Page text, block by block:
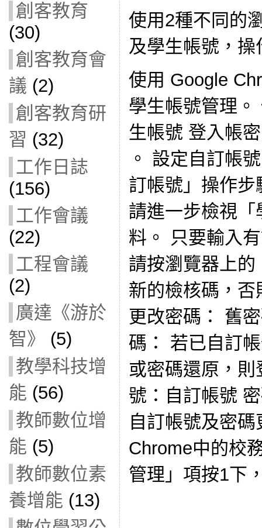
創客教育
(30)
創客教育會
議 (2)
創客教育研
習 (32)
工作日誌
(156)
工作會議
(22)
工程會議
(2)
廣達《游於
智》
(5)
教學科技增
能 (56)
教師數位增
能 (5)
教師數位素
養增能 (13)
使用2種不同的
及學生帳號，
使用 Google
學生帳號管理
生帳號 登入帳
。 設定自訂帳
訂帳號」操作
請進一步檢視
料。 只要輸入
請按瀏覽器上
新的檢核碼，
更改密碼： 舊
碼： 若已自訂
或密碼還原，
號：自訂帳號
自訂帳號及密
Chrome中的校
管理」項按1下